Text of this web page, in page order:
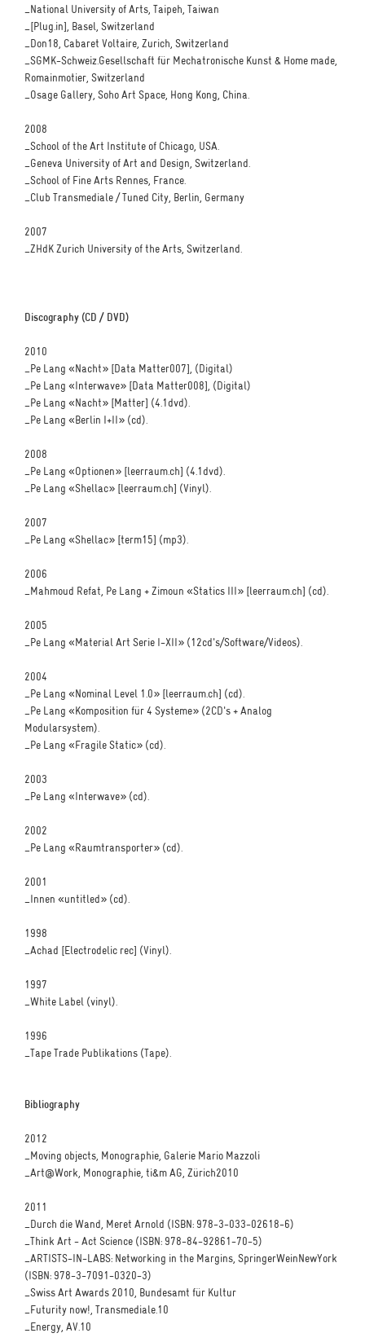
_National University of Arts, Taipeh, Taiwan
_[Plug.in], Basel, Switzerland
_Don18, Cabaret Voltaire, Zurich, Switzerland
_SGMK-Schweiz.Gesellschaft für Mechatronische Kunst & Home made,
Romainmotier, Switzerland
_Osage Gallery, Soho Art Space, Hong Kong, China.
2008
_School of the Art Institute of Chicago, USA.
_Geneva University of Art and Design, Switzerland.
_School of Fine Arts Rennes, France.
_Club Transmediale / Tuned City, Berlin, Germany
2007
_ZHdK Zurich University of the Arts, Switzerland.
Discography (CD / DVD)
2010
_Pe Lang «Nacht» [Data Matter007], (Digital)
_Pe Lang «Interwave» [Data Matter008], (Digital)
_Pe Lang «Nacht» [Matter] (4.1dvd).
_Pe Lang «Berlin I+II» (cd).
2008
_Pe Lang «Optionen» [leerraum.ch] (4.1dvd).
_Pe Lang «Shellac» [leerraum.ch] (Vinyl).
2007
_Pe Lang «Shellac» [term15] (mp3).
2006
_Mahmoud Refat, Pe Lang + Zimoun «Statics III» [leerraum.ch] (cd).
2005
_Pe Lang «Material Art Serie I-XII» (12cd's/Software/Videos).
2004
_Pe Lang «Nominal Level 1.0» [leerraum.ch] (cd).
_Pe Lang «Komposition für 4 Systeme» (2CD's + Analog
Modularsystem).
_Pe Lang «Fragile Static» (cd).
2003
_Pe Lang «Interwave» (cd).
2002
_Pe Lang «Raumtransporter» (cd).
2001
_Innen «untitled» (cd).
1998
_Achad [Electrodelic rec] (Vinyl).
1997
_White Label (vinyl).
1996
_Tape Trade Publikations (Tape).
Bibliography
2012
_Moving objects, Monographie, Galerie Mario Mazzoli
_Art@Work, Monographie, ti&m AG, Zürich2010
2011
_Durch die Wand, Meret Arnold (ISBN: 978-3-033-02618-6)
_Think Art - Act Science (ISBN: 978-84-92861-70-5)
_ARTISTS-IN-LABS: Networking in the Margins, SpringerWeinNewYork
(ISBN: 978-3-7091-0320-3)
_Swiss Art Awards 2010, Bundesamt für Kultur
_Futurity now!, Transmediale.10
_Energy, AV.10